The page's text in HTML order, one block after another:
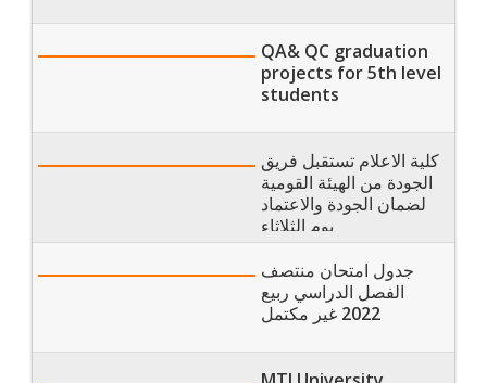
QA& QC graduation
projects for 5th level
students
كلية الاعلام تستقبل فريق
الجودة من الهيئة القومية
لضمان الجودة والاعتماد
يوم الثلاثاء
جدول امتحان منتصف
الفصل الدراسي ربيع
2022 غير مكتمل